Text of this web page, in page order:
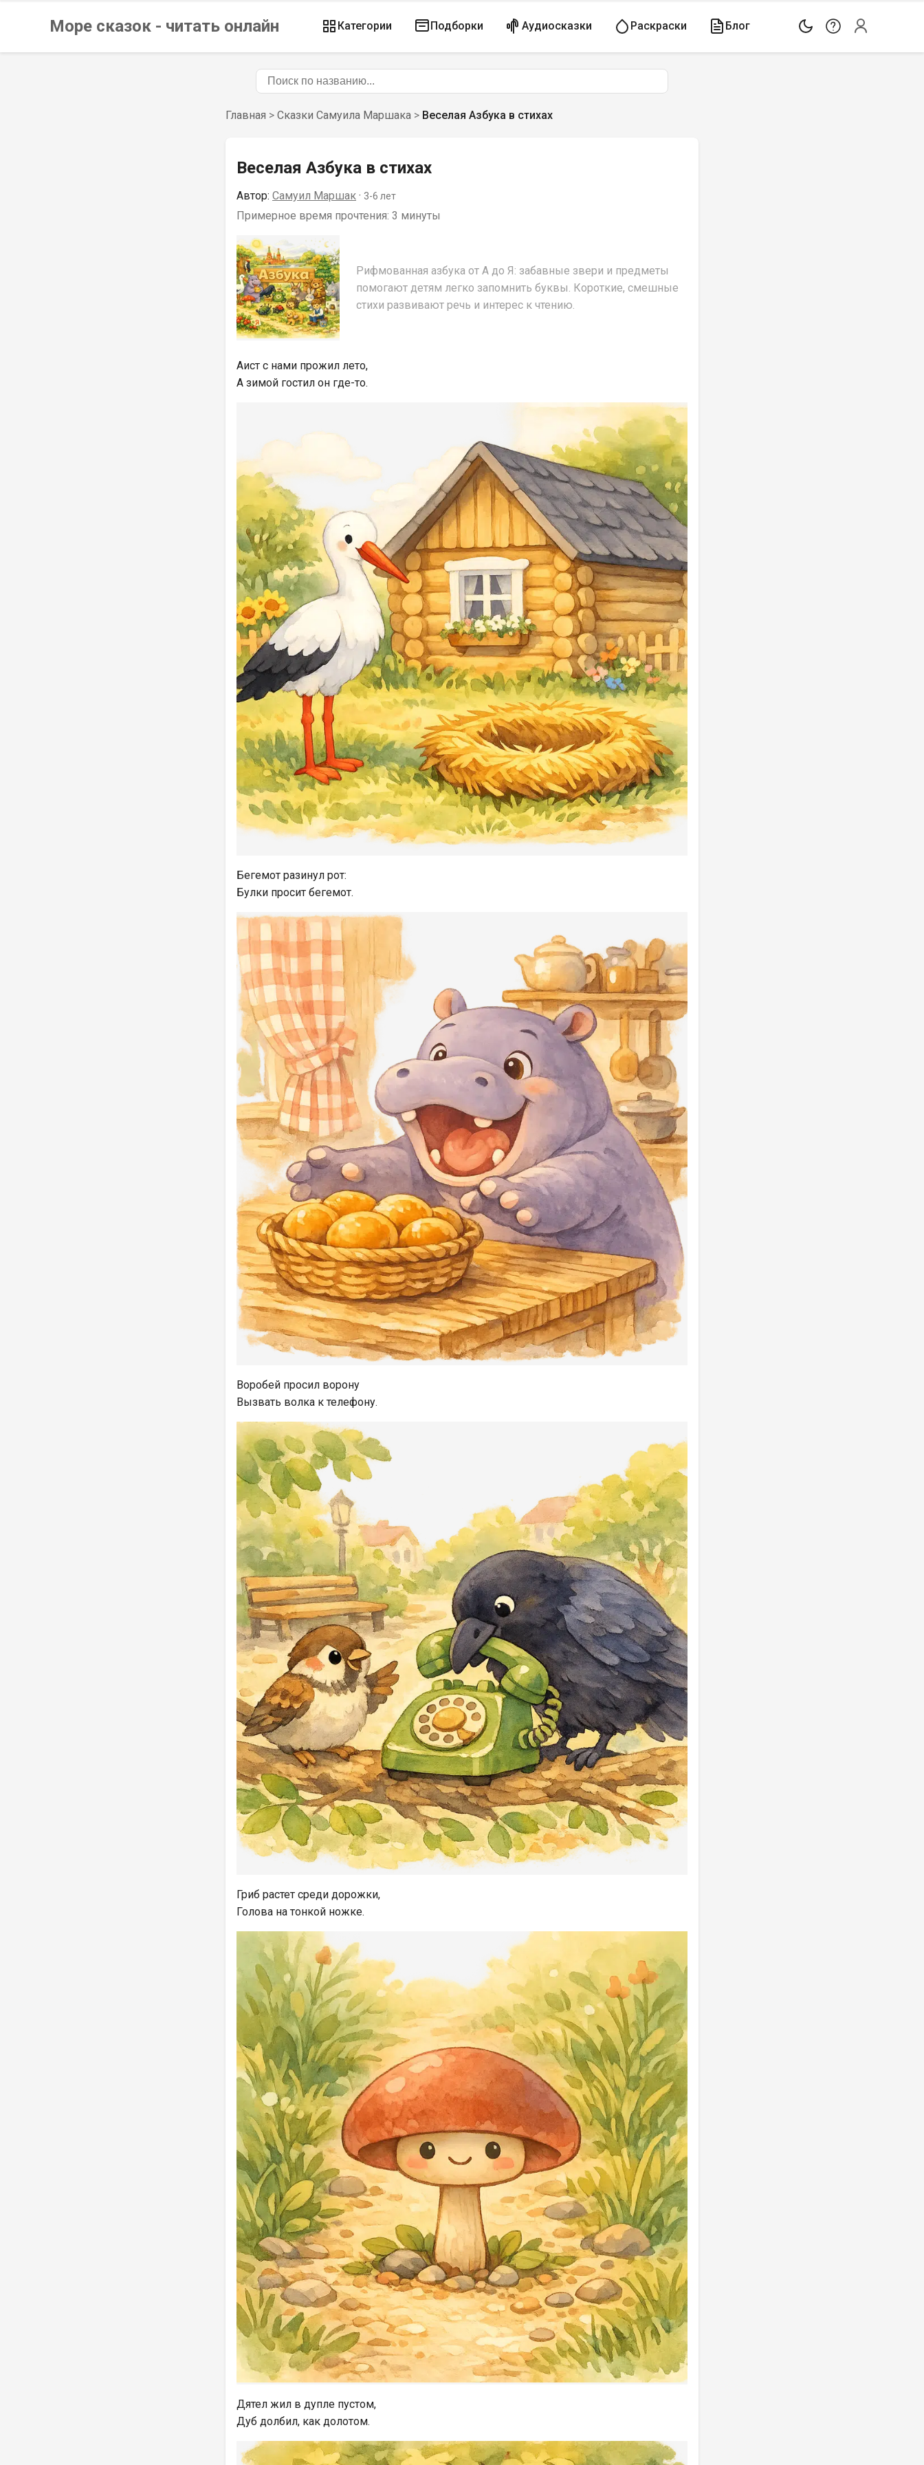
Море сказок - читать онлайн Категории Подборки Аудиосказки Раскраски Блог
Главная > Сказки Самуила Маршака > Веселая Азбука в стихах
Веселая Азбука в стихах
Автор: Самуил Маршак · 3-6 лет
Примерное время прочтения: 3 минуты
Рифмованная азбука от А до Я: забавные звери и предметы
помогают детям легко запомнить буквы. Короткие, смешные
стихи развивают речь и интерес к чтению.
Аист с нами прожил лето,
А зимой гостил он где-то.
Бегемот разинул рот:
Булки просит бегемот.
Воробей просил ворону
Вызвать волка к телефону.
Гриб растет среди дорожки,
Голова на тонкой ножке.
Дятел жил в дупле пустом,
Дуб долбил, как долотом.